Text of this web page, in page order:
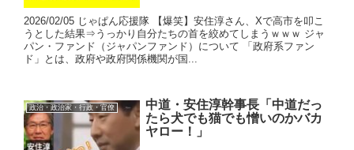
2026/02/05 じゃぱん応援隊 【爆笑】安住淳さん、Xで高市を叩こ
うとした結果⇒うっかり自分たちの首を絞めてしまうｗｗｗ ジャ
パン・ファンド（ジャパンファンド）について 「政府系ファン
ド」とは、政府や政府関係機関が国...
政治・政治家・行政・官僚
中道・安住淳幹事長「中道だっ
たら犬でも猫でも憎いのかバカ
ヤロー！」